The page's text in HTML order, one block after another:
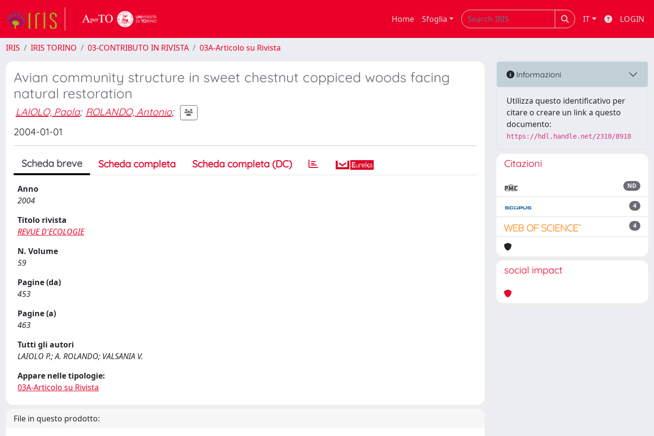
Home Sfoglia IT LOGIN
IRIS IRIS TORINO 03-CONTRIBUTO IN RIVISTA 03A-Articolo su Rivista
Avian community structure in sweet chestnut coppiced woods facing
natural restoration
LAIOLO, Paola; ROLANDO, Antonio;
2004-01-01
Scheda breve Scheda completa Scheda completa (DC)
Anno
2004
Titolo rivista
REVUE D'ECOLOGIE
N. Volume
59
Pagine (da)
453
Pagine (a)
463
Tutti gli autori
LAIOLO P.; A. ROLANDO; VALSANIA V.
Appare nelle tipologie:
03A-Articolo su Rivista
File in questo prodotto:
Informazioni
Utilizza questo identificativo per
citare o creare un link a questo
documento:
https://hdl.handle.net/2318/8918
Citazioni
ND
4
4
social impact